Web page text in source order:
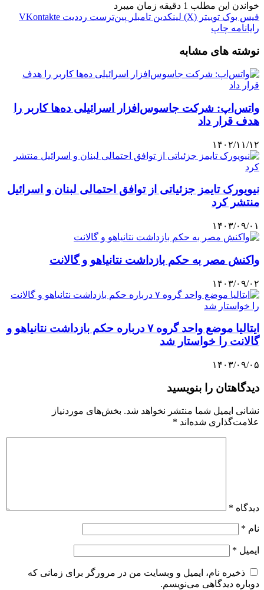
خواندن این مطلب 1 دقیقه زمان میبرد
فیس بوک توییتر (X) لینکدین ‫تامبلر ‫پین‌ترست ‫رددیت ‫VKontakte
رایانامه چاپ
نوشته های مشابه
واتس‌اپ: شرکت جاسوس‌افزار اسرائیلی ده‌ها کاربر را
هدف قرار داد
۱۴۰۲/۱۱/۱۲
نیویورک تایمز جزئیاتی از توافق احتمالی لبنان و اسرائیل
منتشر کرد
۱۴۰۳/۰۹/۰۱
واکنش مصر به حکم بازداشت نتانیاهو و گالانت
۱۴۰۳/۰۹/۰۲
ایتالیا موضع واحد گروه ۷ درباره حکم بازداشت نتانیاهو و
گالانت را خواستار شد
۱۴۰۳/۰۹/۰۵
دیدگاهتان را بنویسید
نشانی ایمیل شما منتشر نخواهد شد. بخش‌های موردنیاز
علامت‌گذاری شده‌اند *
دیدگاه *
نام *
ایمیل *
ذخیره نام، ایمیل و وبسایت من در مرورگر برای زمانی که
دوباره دیدگاهی می‌نویسم.